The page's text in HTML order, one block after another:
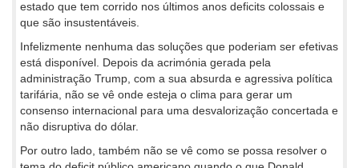
estado que tem corrido nos últimos anos deficits colossais e
que são insustentáveis.
Infelizmente nenhuma das soluções que poderiam ser efetivas
está disponível. Depois da acrimónia gerada pela
administração Trump, com a sua absurda e agressiva política
tarifária, não se vê onde esteja o clima para gerar um
consenso internacional para uma desvalorização concertada e
não disruptiva do dólar.
Por outro lado, também não se vê como se possa resolver o